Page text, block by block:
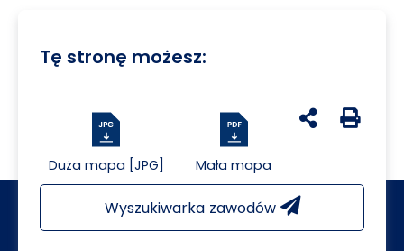
Tę stronę możesz:
Duża mapa [JPG] Mała mapa
udostępnij na
Generuj
Wyszukiwarka zawodów